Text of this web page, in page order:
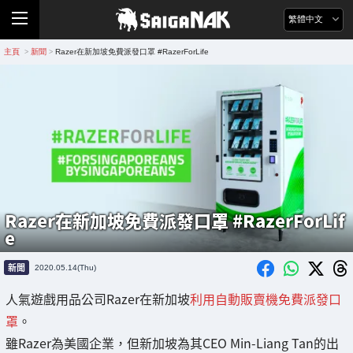
繁體中文
主頁 > 新聞 > Razer在新加坡免費派發口罩 #RazerForLife
Razer在新加坡免費派發口罩 #RazerForLif
e
新聞 2020.05.14(Thu)
人氣遊戲用品公司Razer在新加坡利用自動販賣機免費派發口
罩 。
雖Razer為美國企業，但新加坡為其CEO Min-Liang Tan的出